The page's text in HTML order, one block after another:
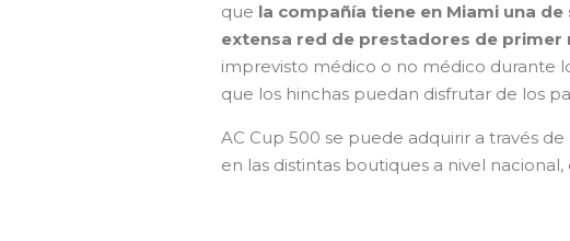
que la compañía tiene en Miami una
extensa red de prestadores de primer
imprevisto médico o no médico durante
que los hinchas puedan disfrutar de los
AC Cup 500 se puede adquirir a través
en las distintas boutiques a nivel